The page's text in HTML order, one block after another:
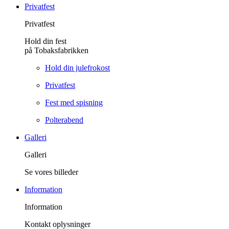
Privatfest
Privatfest
Hold din fest
på Tobaksfabrikken
Hold din julefrokost
Privatfest
Fest med spisning
Polterabend
Galleri
Galleri
Se vores billeder
Information
Information
Kontakt oplysninger